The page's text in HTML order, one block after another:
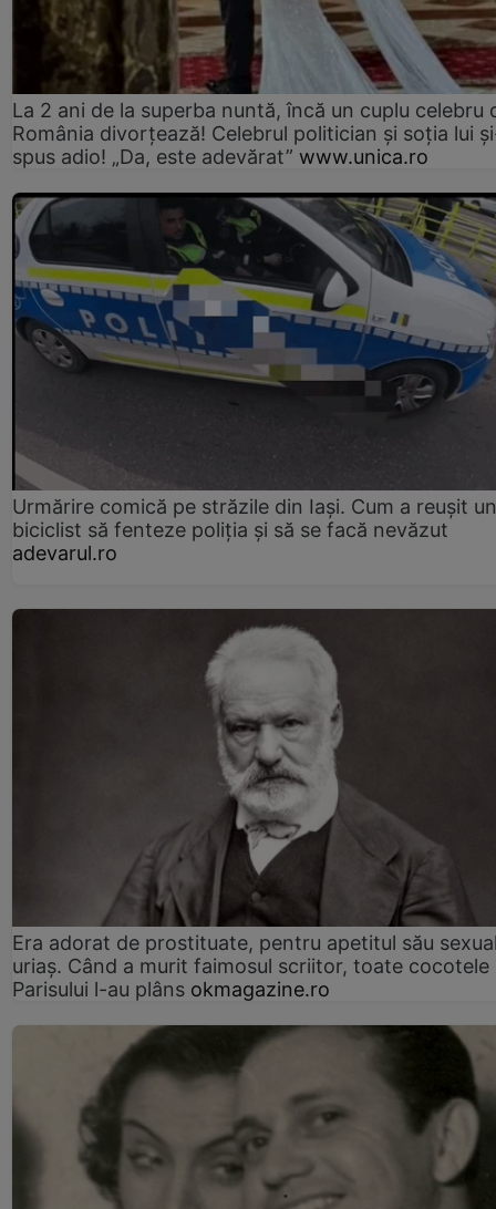
La 2 ani de la superba nuntă, încă un cuplu celebru
România divorțează! Celebrul politician și soția lui
spus adio! „Da, este adevărat” www.unica.ro
Urmărire comică pe străzile din Iași. Cum a reușit un
biciclist să fenteze poliția și să se facă nevăzut
adevarul.ro
Era adorat de prostituate, pentru apetitul său
uriaș. Când a murit faimosul scriitor, toate cocotele
Parisului l-au plâns okmagazine.ro